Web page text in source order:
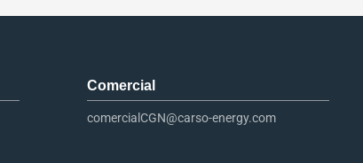
Comercial
comercialCGN@carso-energy.com